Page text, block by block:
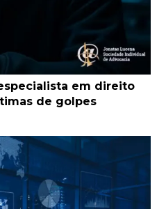
em direito
de golpes